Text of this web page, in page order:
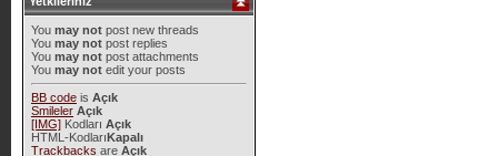
You may notpost new threads
You may notpost replies
You may notpost attachments
You may notedit your posts
BB codeis Açık
Smileler Açık
[IMG]Kodları Açık
HTML-KodlarıKapalı
Trackbacks are Açık